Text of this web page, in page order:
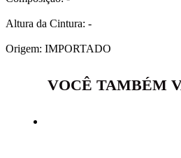
Altura da Cintura: -
Origem: IMPORTADO
VOCÊ TAMBÉM